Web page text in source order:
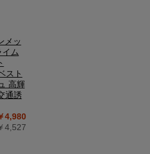
メッ
ム
スト
高輝
通誘
4,980
4,527